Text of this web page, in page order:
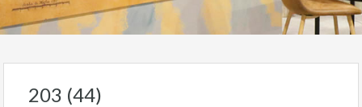
203 (44)